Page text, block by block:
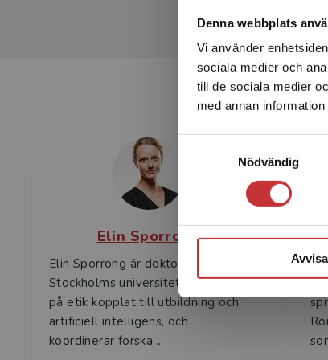
Denna webbplats
Vi använder
sociala medier och
till de sociala medier
med annan
Nödvändig
Avvisa
Elin Sporrong
Elin Sporrong är doktorand på
Stockholms universitet, med fokus
på etik kopplat till utbildning och
artificiell intelligens, och
koordinerar forska...